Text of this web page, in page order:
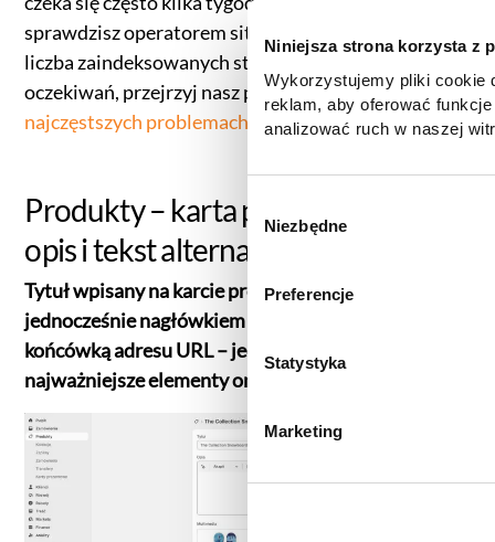
Niniejsza strona korzysta z
Wykorzystujemy pliki cookie
reklam, aby oferować
analizować ruch w naszej
zgody, udostępniamy
informacje z innymi danymi
znajdą Państwo klikając w
prywatności
W
b
ó
g
o
d
y
Niezbędne
Preferencje
Statystyka
Marketing
sprawdzisz operatorem site:twojadomena.pl, a gdy
liczba zaindeksowanych stron odbiega od
oczekiwań, przejrzyj nasz przewodnik po
najczęstszych problemach z indeksacją witryny.
Produkty – karta produktu: tytuł,
opis i tekst alternatywny
Tytuł wpisany na karcie produktu staje się
jednocześnie nagłówkiem H1, tagiem title i
końcówką adresu URL – jedno pole ustawia trzy
najważniejsze elementy on-page.